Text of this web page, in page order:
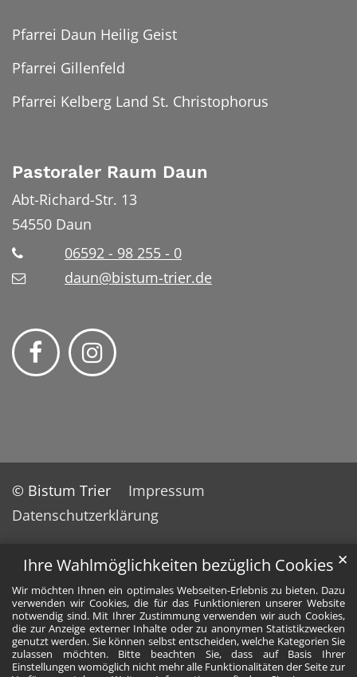
Ihre Wahlmöglichkeiten bezüglich Cookies
Wir möchten Ihnen ein optimales Webseiten-Erlebnis zu bieten. Dazu
verwenden wir Cookies, die für das Funktionieren unserer Website
notwendig sind. Mit Ihrer Zustimmung verwenden wir auch Cookies,
die zur Anzeige externer Inhalte oder zu anonymen Statistikzwecken
genutzt werden. Sie können selbst entscheiden, welche Kategorien Sie
zulassen möchten. Bitte beachten Sie, dass auf Basis Ihrer
Einstellungen womöglich nicht mehr alle Funktionalitäten der Seite zur
✕
Pfarrei Daun Heilig Geist
Pfarrei Gillenfeld
Pfarrei Kelberg Land St. Christophorus
Pastoraler Raum Daun
Abt-Richard-Str. 13
54550 Daun
06592 - 98 255 - 0
daun@bistum-trier.de
© Bistum Trier
Impressum
Datenschutzerklärung